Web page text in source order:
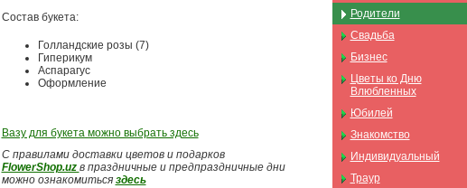
Состав букета:
Голландские розы (7)
Гиперикум
Аспарагус
Оформление
Вазу для букета можно выбрать здесь
С правилами доставки цветов и подарков
FlowerShop.uz в праздничные и предпраздничные дни
можно ознакомиться здесь
Родители
Свадьба
Бизнес
Цветы ко Дню
Влюбленных
Юбилей
Знакомство
Индивидуальный
Траур